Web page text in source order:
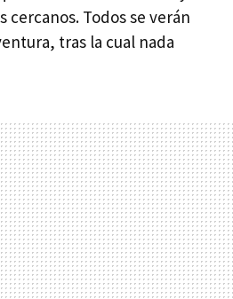
cercanos. Todos se verán
tras la cual nada